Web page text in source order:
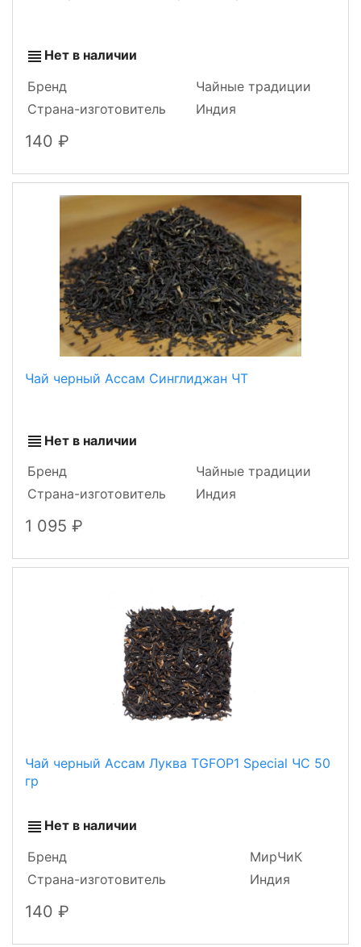
Нет в наличии
Бренд
Чайные традиции
Страна-изготовитель
Индия
140
Чай черный Ассам Синглиджан ЧТ
Нет в наличии
Бренд
Чайные традиции
Страна-изготовитель
Индия
1 095
Чай черный Ассам Луква TGFOP1 Special ЧС 50
гр
Нет в наличии
Бренд
МирЧиК
Страна-изготовитель
Индия
140